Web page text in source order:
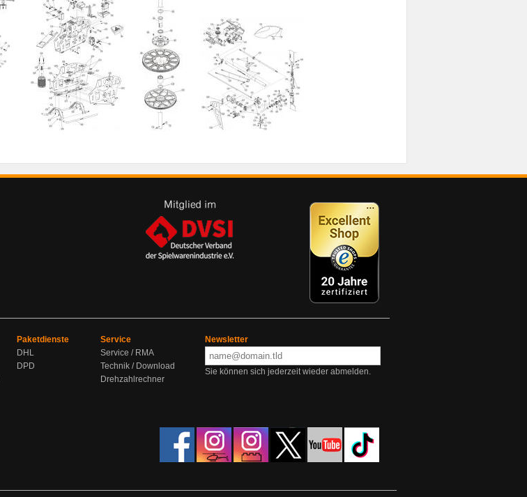
Paketdienste
DHL
DPD
Service
Service / RMA
Technik / Download
Drehzahlrechner
Newsletter
Sie können sich jederzeit wieder abmelden.